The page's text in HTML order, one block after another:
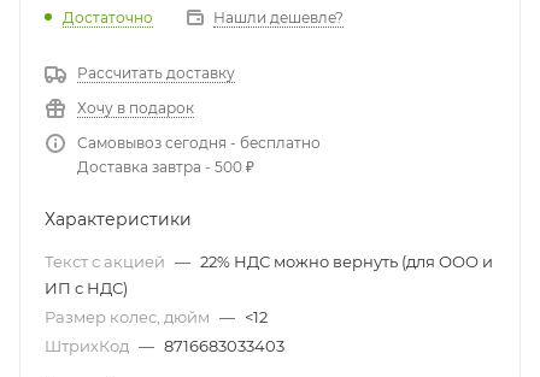
Достаточно Нашли дешевле?
Рассчитать доставку
Хочу в подарок
Самовывоз сегодня - бесплатно
Доставка завтра - 500 ₽
Характеристики
Текст с акцией — 22% НДС можно вернуть (для ООО и
ИП с НДС)
Размер колес, дюйм — <12
ШтрихКод — 8716683033403